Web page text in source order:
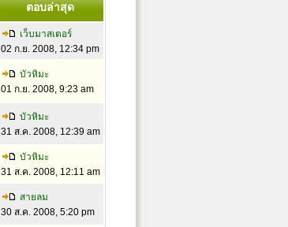
ตอบล่าสุด
เว็บมาสเตอร์
02 ก.ย. 2008, 12:34 pm
บัวหิมะ
01 ก.ย. 2008, 9:23 am
บัวหิมะ
31 ส.ค. 2008, 12:39 am
บัวหิมะ
31 ส.ค. 2008, 12:11 am
สายลม
30 ส.ค. 2008, 5:20 pm